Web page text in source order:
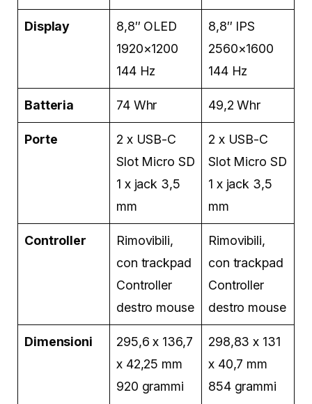
Display
8,8″ OLED
1920×1200
144 Hz
8,8″ IPS
2560×1600
144 Hz
Batteria 74 Whr 49,2 Whr
Porte
2 x USB-C
Slot Micro SD
1 x jack 3,5
mm
2 x USB-C
Slot Micro SD
1 x jack 3,5
mm
Controller
Rimovibili,
con trackpad
Controller
destro mouse
Rimovibili,
con trackpad
Controller
destro mouse
Dimensioni
295,6 x 136,7
x 42,25 mm
920 grammi
298,83 x 131
x 40,7 mm
854 grammi